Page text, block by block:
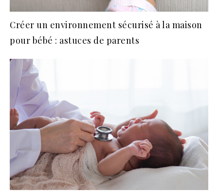
Créer un environnement sécurisé à la maison
pour bébé : astuces de parents